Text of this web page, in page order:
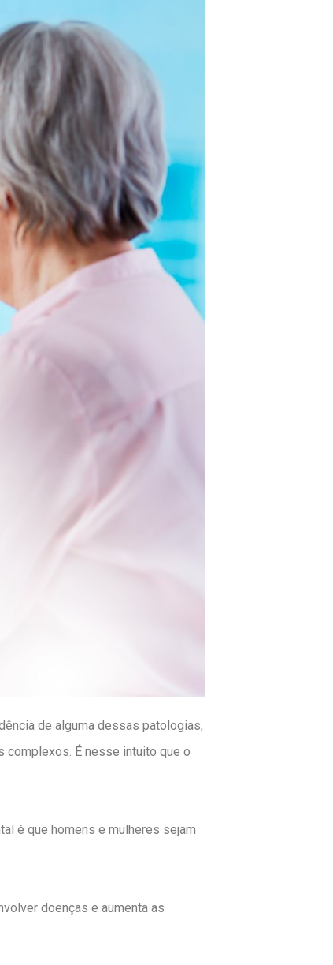
de alguma dessas patologias,
complexos. É nesse intuito que o
é que homens e mulheres sejam
doenças e aumenta as